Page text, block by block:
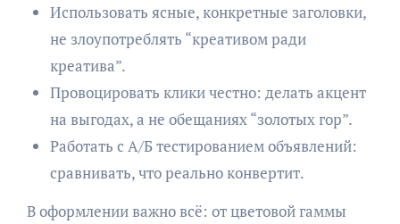
Использовать ясные, конкретные заголовки,
не злоупотреблять “креативом ради
креатива”.
Провоцировать клики честно: делать акцент
на выгодах, а не обещаниях “золотых гор”.
Работать с А/Б тестированием объявлений:
сравнивать, что реально конвертит.
В оформлении важно всё: от цветовой гаммы